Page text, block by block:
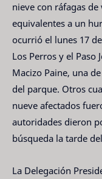
nieve con ráfagas
equivalentes a un
ocurrió el lunes 17
Los Perros y el
Macizo Paine, una
del parque. Otros
nueve afectados
autoridades dieron
búsqueda la tarde
La Delegación